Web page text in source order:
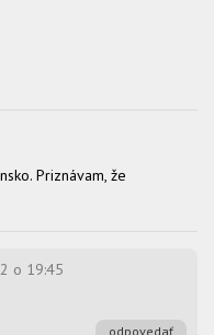
Priznávam, že
o 19:45
odpovedať